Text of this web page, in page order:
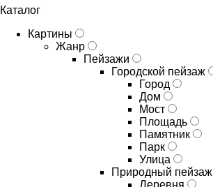
Каталог
Картины
Жанр
Пейзажи
Городской пейзаж
Город
Дом
Мост
Площадь
Памятник
Парк
Улица
Природный пейзаж
Деревня